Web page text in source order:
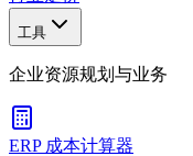
工具
企业资源规划与业务
ERP 成本计算器